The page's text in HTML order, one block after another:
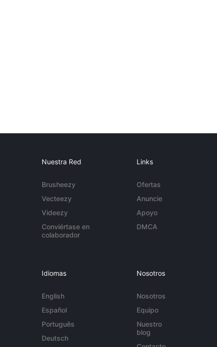
Nuestra Red
Brusheezy
Vecteezy
Videezy
Conviértase en
colaborador
Links
Ofertas
Anuncie
Apoyo
DMCA
Idiomas
English
Español
Português
Deutsch
Nosotros
Nosotros
Equipo
Nuestro
blog